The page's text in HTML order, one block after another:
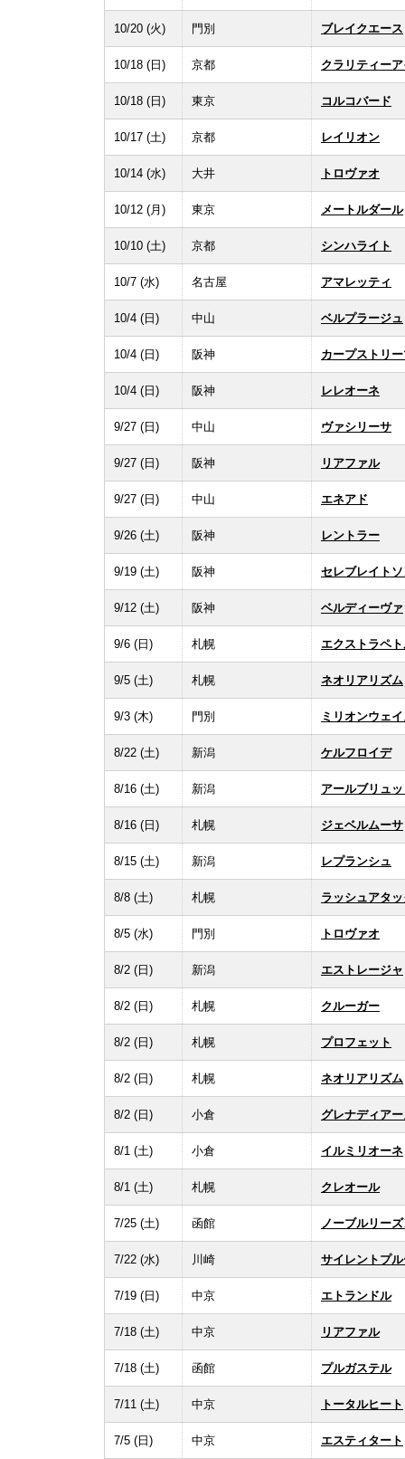
10/20 (火) 門別 ブレイクエース
10/18 (日) 京都 クラリティー
10/18 (日) 東京 コルコバード
10/17 (土) 京都 レイリオン
10/14 (水) 大井 トロヴァオ
10/12 (月) 東京 メートルダール
10/10 (土) 京都 シンハライト
10/7 (水) 名古屋 アマレッティ
10/4 (日) 中山 ベルプラージュ
10/4 (日) 阪神 カープストリ
10/4 (日) 阪神 レレオーネ
9/27 (日) 中山 ヴァシリーサ
9/27 (日) 阪神 リアファル
9/27 (日) 中山 エネアド
9/26 (土) 阪神 レントラー
9/19 (土) 阪神 セレブレイト
9/12 (土) 阪神 ベルディーヴァ
9/6 (日) 札幌 エクストラペ
9/5 (土) 札幌 ネオリアリズム
9/3 (木) 門別 ミリオンウェ
8/22 (土) 新潟 ケルフロイデ
8/16 (土) 新潟 アールブリュ
8/16 (日) 札幌 ジェベルムーサ
8/15 (土) 新潟 レプランシュ
8/8 (土) 札幌 ラッシュアタ
8/5 (水) 門別 トロヴァオ
8/2 (日) 新潟 エストレージャ
8/2 (日) 札幌 クルーガー
8/2 (日) 札幌 プロフェット
8/2 (日) 札幌 ネオリアリズム
8/2 (日) 小倉 グレナディア
8/1 (土) 小倉 イルミリオーネ
8/1 (土) 札幌 クレオール
7/25 (土) 函館 ノーブルリー
7/22 (水) 川崎 サイレントプ
7/19 (日) 中京 エトランドル
7/18 (土) 中京 リアファル
7/18 (土) 函館 プルガステル
7/11 (土) 中京 トータルヒート
7/5 (日) 中京 エスティタート